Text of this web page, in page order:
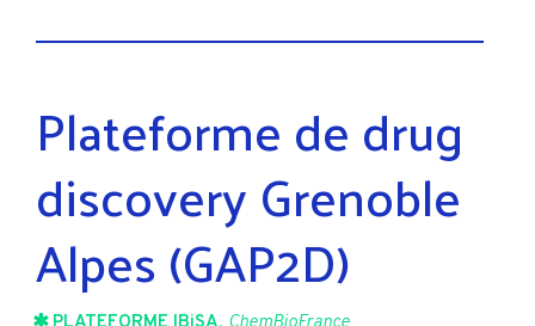
Plateforme de drug
discovery Grenoble
Alpes (GAP2D)